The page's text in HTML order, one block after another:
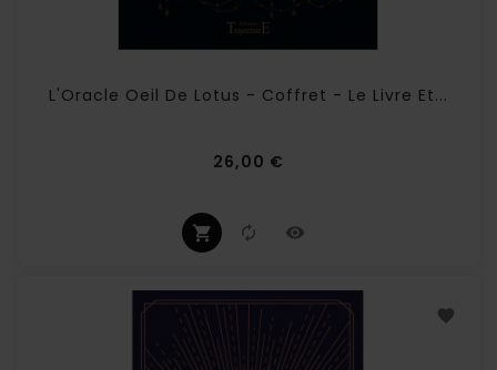
L'Oracle Oeil De Lotus - Coffret - Le Livre Et...
26,00 €